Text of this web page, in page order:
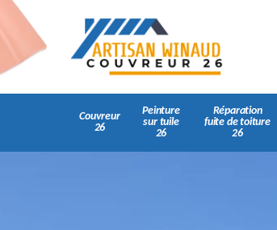
Couvreur
26
Peinture
sur tuile
26
Réparation
fuite de toiture
26